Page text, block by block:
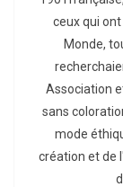
ceux qui
Monde,
Association
sans
mode
création et de